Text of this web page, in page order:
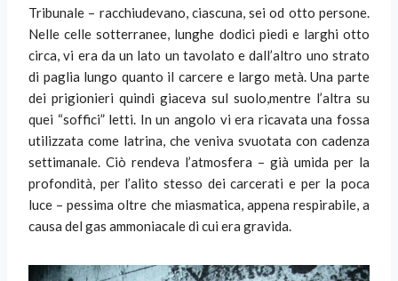
Tribunale – racchiudevano, ciascuna, sei od otto persone.
Nelle celle sotterranee, lunghe dodici piedi e larghi otto
circa, vi era da un lato un tavolato e dall’altro uno strato
di paglia lungo quanto il carcere e largo metà. Una parte
dei prigionieri quindi giaceva sul suolo,mentre l’altra su
quei “soffici” letti. In un angolo vi era ricavata una fossa
utilizzata come latrina, che veniva svuotata con cadenza
settimanale. Ciò rendeva l’atmosfera – già umida per la
profondità, per l’alito stesso dei carcerati e per la poca
luce – pessima oltre che miasmatica, appena respirabile, a
causa del gas ammoniacale di cui era gravida.